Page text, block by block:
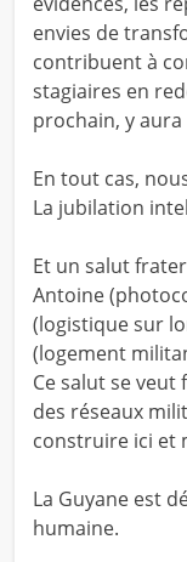
envies de
contribuent à
stagiaires en
prochain, y aura
En tout cas,
La jubilation
Et un salut
Antoine
(logistique sur
(logement
Ce salut se veut
des réseaux
construire ici et
La Guyane est
humaine.